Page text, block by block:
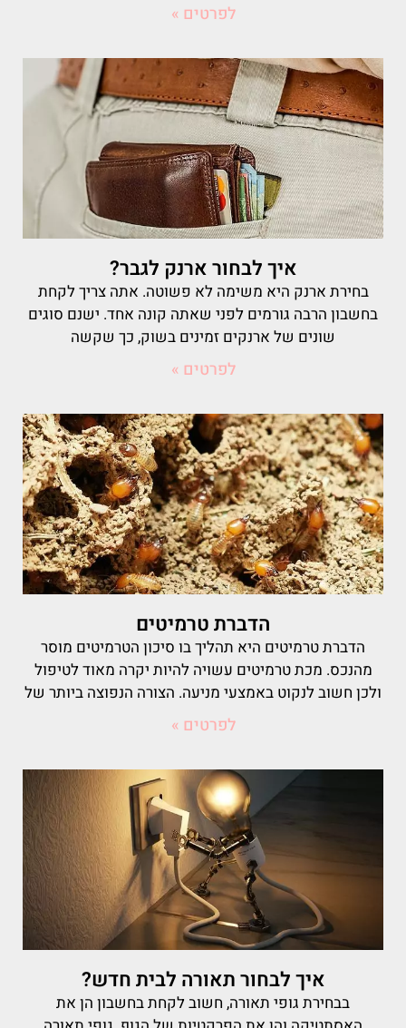
לפרטים »
איך לבחור ארנק לגבר?
בחירת ארנק היא משימה לא פשוטה. אתה צריך לקחת
בחשבון הרבה גורמים לפני שאתה קונה אחד. ישנם סוגים
שונים של ארנקים זמינים בשוק, כך שקשה
לפרטים »
הדברת טרמיטים
הדברת טרמיטים היא תהליך בו סיכון הטרמיטים מוסר
מהנכס. מכת טרמיטים עשויה להיות יקרה מאוד לטיפול
ולכן חשוב לנקוט באמצעי מניעה. הצורה הנפוצה ביותר של
לפרטים »
איך לבחור תאורה לבית חדש?
בבחירת גופי תאורה, חשוב לקחת בחשבון הן את